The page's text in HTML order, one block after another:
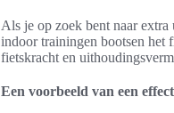
Als je op zoek bent naar
indoor trainingen bootsen het
fietskracht en
Een voorbeeld van een